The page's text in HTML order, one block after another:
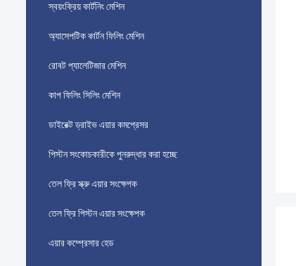
স্বয়ংক্রিয় কার্টনিং মেশিন
অ্যাসেপটিক কার্টন ফিলিং মেশিন
রোবট প্যালেটিজার মেশিন
কাপ ফিলিং সিলিং মেশিন
ডাইরেক্ট ড্রাইভ এয়ার কমপ্রেসর
পিস্টন সংকোচকারীকে পুনরুদ্ধার করা হচ্ছে
তেল ফ্রি স্ক্রু এয়ার সংক্ষেপক
তেল ফ্রি পিস্টন এয়ার সংক্ষেপক
এয়ার কম্প্রেসার হেড